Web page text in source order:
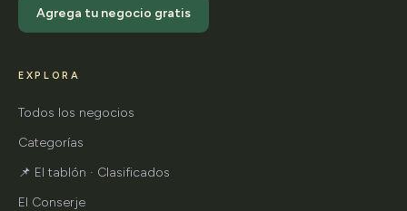
Agrega tu negocio gratis
EXPLORA
Todos los negocios
Categorías
📌 El tablón · Clasificados
El Conserje